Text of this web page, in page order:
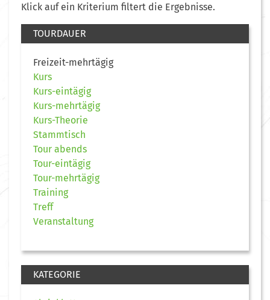
Klick auf ein Kriterium filtert die Ergebnisse.
TOURDAUER
Freizeit-mehrtägig
Kurs
Kurs-eintägig
Kurs-mehrtägig
Kurs-Theorie
Stammtisch
Tour abends
Tour-eintägig
Tour-mehrtägig
Training
Treff
Veranstaltung
KATEGORIE